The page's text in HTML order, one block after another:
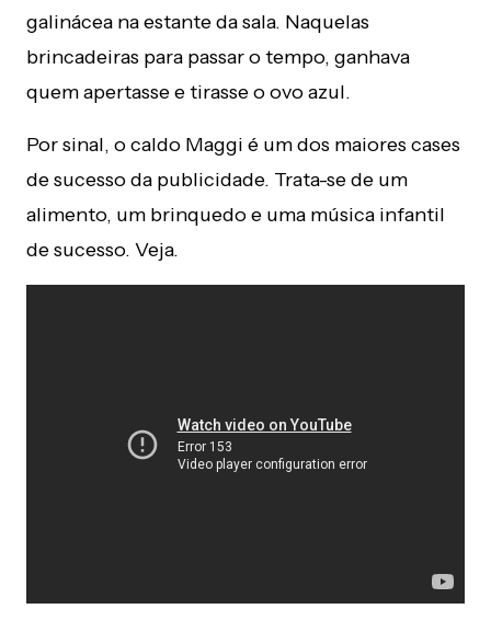
galinácea na estante da sala. Naquelas
brincadeiras para passar o tempo, ganhava
quem apertasse e tirasse o ovo azul.
Por sinal, o caldo Maggi é um dos maiores cases
de sucesso da publicidade. Trata-se de um
alimento, um brinquedo e uma música infantil
de sucesso. Veja.